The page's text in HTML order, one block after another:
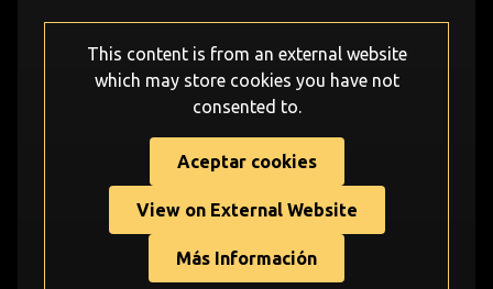
This content is from an external website
which may store cookies you have not
consented to.
Aceptar cookies
View on External Website
Más Información